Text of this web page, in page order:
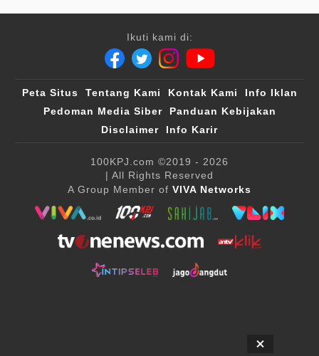
Ikuti kami di:
Peta Situs Tentang Kami Kontak Kami
Info Iklan
Pedoman Media Siber
Panduan Kebijakan
Disclaimer
Info Karir
100KPJ.com ©2019 - 2026
| All Rights Reserved
A Group Member of VIVA Networks